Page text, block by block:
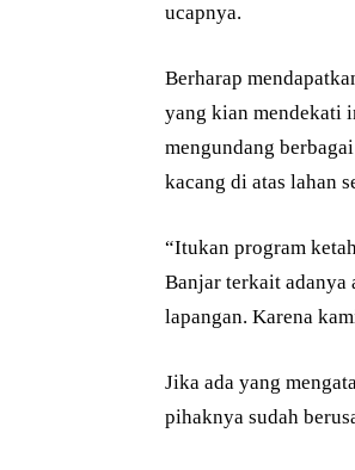
ucapnya.
Berharap
yang kian mendekati
mengundang
kacang di atas lahan
“Itukan program
Banjar terkait adanya
lapangan. Karena
Jika ada yang
pihaknya sudah